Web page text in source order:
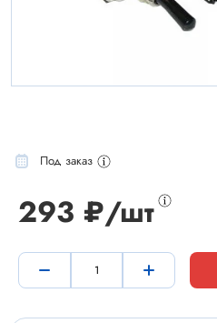
Под заказ
293 ₽/шт